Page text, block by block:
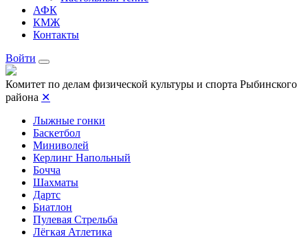
АФК
КМЖ
Контакты
Войти
Комитет по делам физической культуры и спорта Рыбинского
района ✕
Лыжные гонки
Баскетбол
Миниволей
Керлинг Напольный
Бочча
Шахматы
Дартс
Биатлон
Пулевая Стрельба
Лёгкая Атлетика